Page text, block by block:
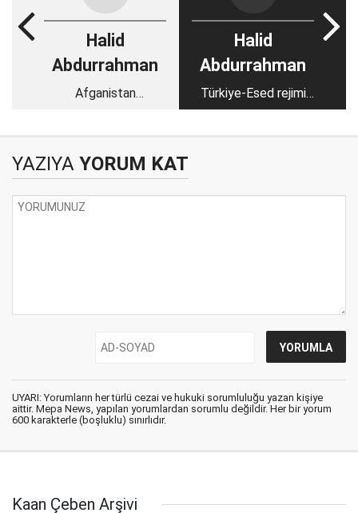
Halid
Abdurrahman
Afganistan
Halid
Abdurrahman
Türkiye-Esed rejimi
normalleşmesinin
YAZIYA YORUM KAT
UYARI: Yorumların her türlü cezai ve hukuki sorumluluğu yazan kişiye
aittir. Mepa News, yapılan yorumlardan sorumlu değildir. Her bir yorum
600 karakterle (boşluklu) sınırlıdır.
Kaan Çeben Arşivi